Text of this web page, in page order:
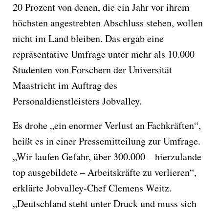
20 Prozent von denen, die ein Jahr vor ihrem
höchsten angestrebten Abschluss stehen, wollen
nicht im Land bleiben. Das ergab eine
repräsentative Umfrage unter mehr als 10.000
Studenten von Forschern der Universität
Maastricht im Auftrag des
Personaldienstleisters Jobvalley.
Es drohe „ein enormer Verlust an Fachkräften“,
heißt es in einer Pressemitteilung zur Umfrage.
„Wir laufen Gefahr, über 300.000 – hierzulande
top ausgebildete – Arbeitskräfte zu verlieren“,
erklärte Jobvalley-Chef Clemens Weitz.
„Deutschland steht unter Druck und muss sich